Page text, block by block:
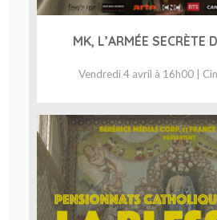
MK, L’ARMÉE SECRÈTE
Vendredi 4 avril à 16h00 |